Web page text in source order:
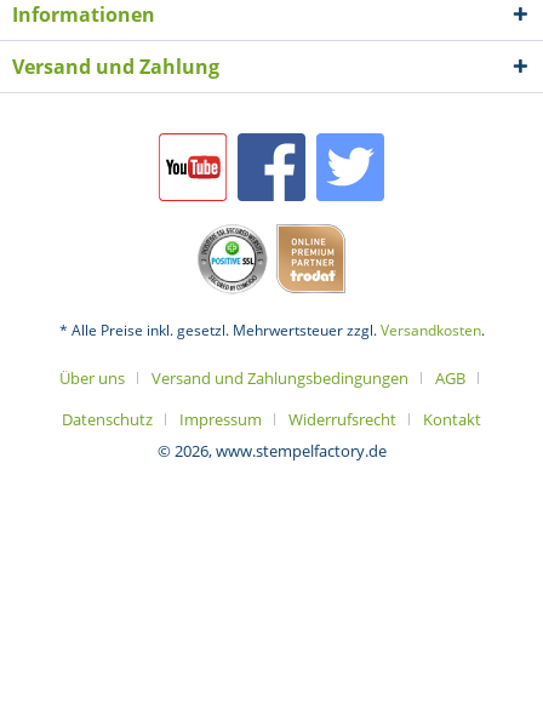
Informationen
Versand und Zahlung
* Alle Preise inkl. gesetzl. Mehrwertsteuer zzgl.Versandkosten.
Über uns Versand und Zahlungsbedingungen
AGB
Datenschutz
Impressum Widerrufsrecht
Kontakt
© 2026, www.stempelfactory.de